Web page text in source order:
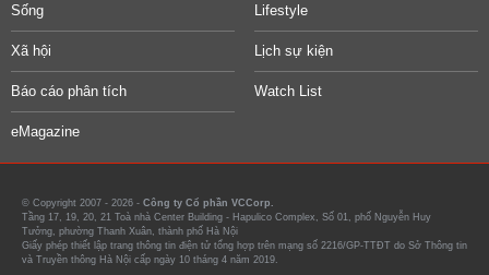
Sống Lifestyle
Xã hội Lịch sự kiện
Báo cáo phân tích Watch List
eMagazine
© Copyright 2007 - 2026 - Công ty Cổ phần VCCorp.
Tầng 17, 19, 20, 21 Toà nhà Center Building - Hapulico Complex, Số 01, phố Nguyễn Huy
Tưởng, phường Thanh Xuân, thành phố Hà Nội
Giấy phép thiết lập trang thông tin điện tử tổng hợp trên mạng số 2216/GP-TTĐT do Sở Thông tin
và Truyền thông Hà Nội cấp ngày 10 tháng 4 năm 2019.